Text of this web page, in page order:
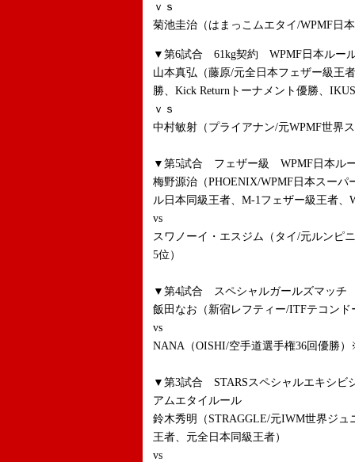
ｖｓ
菊池圭治（はまっこムエタイ/WPMF日
▼第6試合 61kg契約 WPMF日本ルー
山本真弘（藤原/元全日本フェザー級王
勝、Kick Returnトーナメント優勝、
ｖｓ
中村敏射（プライアナン/元WPMF世界
▼第5試合 フェザー級 WPMF日本
梅野源治（PHOENIX/WPMF日本スー
ル日本同級王者、M-1フェザー級王者、
vs
スワノーイ・エスジム（タイ/元ルンピ
5位）
▼第4試合 スペシャルガールズマッ
飯田なお（新宿レフティー/ITFテコンド
vs
NANA（OISHI/空手道選手権36回優勝
▼第3試合 STARSスペシャルエキシビ
アムエタイルール
鈴木秀明（STRAGGLE/元IWM世界ジ
王者、元全日本同級王者）
vs